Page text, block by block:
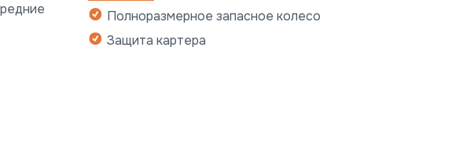
Полноразмерное запасное колесо
Защита картера